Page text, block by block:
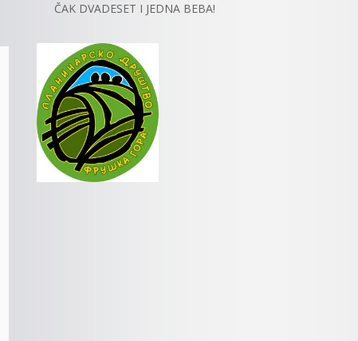
ČAK DVADESET I JEDNA BEBA!